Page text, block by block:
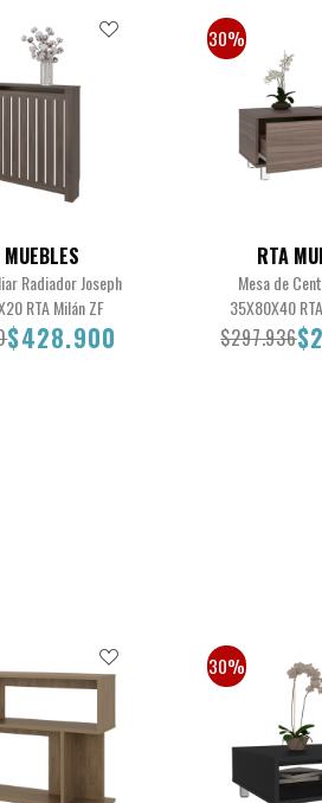
Radiador Joseph
RTA Milán ZF
$428.900
30%
RTA
Mesa de
35X80X40
$297.936
30%